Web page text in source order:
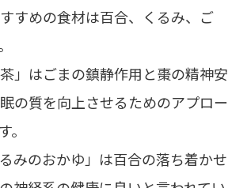
すめの食材は百合、くるみ、ご
茶」はごまの鎮静作用と棗の精神安
の質を向上させるためのアプロー
。
みのおかゆ」は百合の落ち着かせ